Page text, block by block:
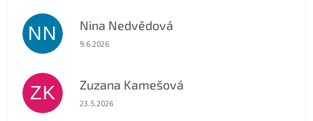
NN Nina Nedvědová
Hodnocení obchodu je 5 z 5 hvězdiček.
9.6.2026
ZK Zuzana Kamešová
Hodnocení obchodu je 5 z 5 hvězdiček.
23.5.2026